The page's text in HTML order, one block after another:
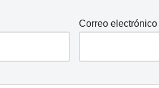
Correo electrónico